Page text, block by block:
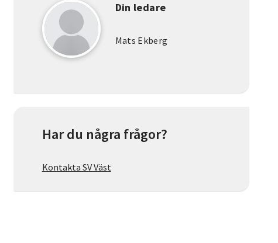
Din ledare
Mats Ekberg
Har du några frågor?
Kontakta SV Väst